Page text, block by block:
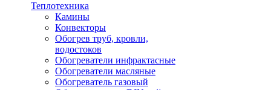
Теплотехника
Камины
Конвекторы
Обогрев труб, кровли,
водостоков
Обогреватели инфрактасные
Обогреватели масляные
Обогреватель газовый